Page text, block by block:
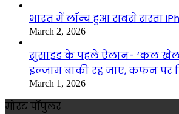
भारत में लॉन्च हुआ सबसे सस्ता
March 2, 2026
सुसाइड के पहले ऐलान- ‘कल खेल
इल्जाम बाकी रह जाए, कफन पर
March 1, 2026
मोस्ट पॉपुलर